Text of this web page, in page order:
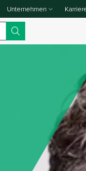
Unternehmen
Dropdown-Menü